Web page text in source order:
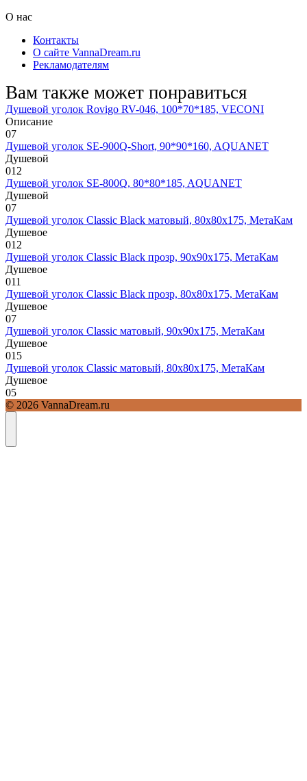
О нас
Контакты
О сайте VannaDream.ru
Рекламодателям
Вам также может понравиться
Душевой уголок Rovigo RV-046, 100*70*185, VECONI
Описание
07
Душевой уголок SE-900Q-Short, 90*90*160, AQUANET
Душевой
012
Душевой уголок SE-800Q, 80*80*185, AQUANET
Душевой
07
Душевой уголок Classic Black матовый, 80х80х175, МетаКам
Душевое
012
Душевой уголок Classic Black прозр, 90х90х175, МетаКам
Душевое
011
Душевой уголок Classic Black прозр, 80х80х175, МетаКам
Душевое
07
Душевой уголок Classic матовый, 90х90х175, МетаКам
Душевое
015
Душевой уголок Classic матовый, 80х80х175, МетаКам
Душевое
05
© 2026 VannaDream.ru